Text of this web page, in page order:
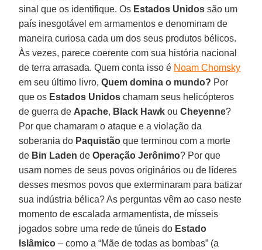
sinal que os identifique. Os Estados Unidossão um
país inesgotável em armamentos e denominam de
maneira curiosa cada um dos seus produtos bélicos.
Às vezes, parece coerente com sua história nacional
de terra arrasada. Quem conta isso é Noam Chomsky
em seu último livro,Quem domina o mundo? Por
que os Estados Unidos chamam seus helicópteros
de guerra de Apache, Black Hawk ouCheyenne?
Por que chamaram o ataque e a violação da
soberania do Paquistão que terminou com a morte
de Bin Laden deOperação Jerônimo? Por que
usam nomes de seus povos originários ou de líderes
desses mesmos povos que exterminaram para batizar
sua indústria bélica? As perguntas vêm ao caso neste
momento de escalada armamentista, de mísseis
jogados sobre uma rede de túneis do Estado
Islâmico – como a “Mãe de todas as bombas” (a